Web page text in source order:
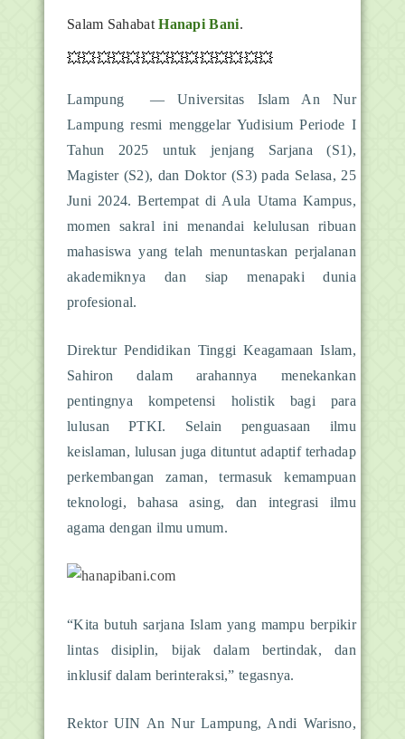
Salam SahabatHanapi Bani.
💥💥💥💥💥💥💥💥💥💥💥💥💥💥
Lampung — Universitas Islam An Nur
Lampung resmi menggelar Yudisium Periode I
Tahun 2025 untuk jenjang Sarjana (S1),
Magister (S2), dan Doktor (S3) pada Selasa, 25
Juni 2024. Bertempat di Aula Utama Kampus,
momen sakral ini menandai kelulusan ribuan
mahasiswa yang telah menuntaskan perjalanan
akademiknya dan siap menapaki dunia
profesional.
Direktur Pendidikan Tinggi Keagamaan Islam,
Sahiron dalam arahannya menekankan
pentingnya kompetensi holistik bagi para
lulusan PTKI. Selain penguasaan ilmu
keislaman, lulusan juga dituntut adaptif terhadap
perkembangan zaman, termasuk kemampuan
teknologi, bahasa asing, dan integrasi ilmu
agama dengan ilmu umum.
“Kita butuh sarjana Islam yang mampu berpikir
lintas disiplin, bijak dalam bertindak, dan
inklusif dalam berinteraksi,” tegasnya.
Rektor UIN An Nur Lampung, Andi Warisno,